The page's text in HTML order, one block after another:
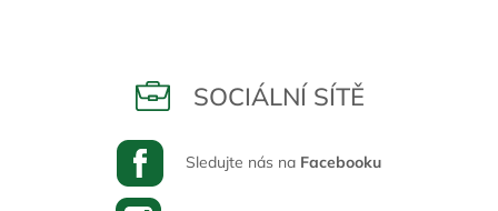
SOCIÁLNÍ SÍTĚ
Sledujte nás na Facebooku